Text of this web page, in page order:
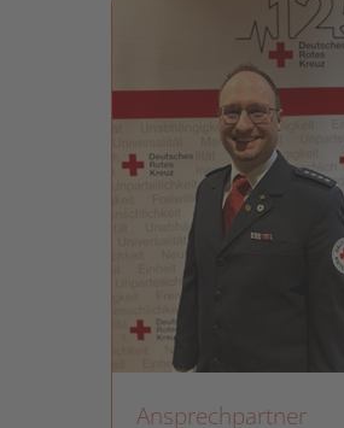
Ansprechpartner